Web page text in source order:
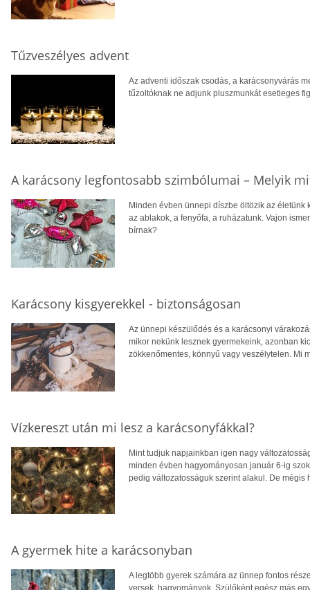
Tűzveszélyes advent
Az adventi időszak csodás, a karácsonyvárás
tűzoltóknak ne adjunk pluszmunkát esetleges
A karácsony legfontosabb szimbólumai – Melyik
Minden évben ünnepi díszbe öltözik az életünk
az ablakok, a fenyőfa, a ruházatunk. Vajon
bírnak?
Karácsony kisgyerekkel - biztonságosan
Az ünnepi készülődés és a karácsonyi
mikor nekünk lesznek gyermekeink, azonban
zökkenőmentes, könnyű vagy veszélytelen. Mi
Vízkereszt után mi lesz a karácsonyfákkal?
Mint tudjuk napjainkban igen nagy
minden évben hagyományosan január 6-ig
pedig változatosságuk szerint alakul. De mégis
A gyermek hite a karácsonyban
A legtöbb gyerek számára az ünnep fontos
versek, hagyományok. Szülőként egész más